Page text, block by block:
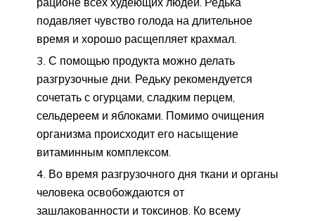
подавляет чувство голода на длительное
время и хорошо расщепляет крахмал.
С помощью продукта можно делать
разгрузочные дни. Редьку рекомендуется
сочетать с огурцами, сладким перцем,
сельдереем и яблоками. Помимо очищения
организма происходит его насыщение
витаминным комплексом.
Во время разгрузочного дня ткани и органы
человека освобождаются от
зашлакованности и токсинов. Ко всему